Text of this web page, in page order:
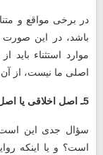
در برخی مواقع و
باشد، در این صورت
موارد استثناء
اصلی ما نیست، از
5ـ اصل اخلاقی یا اصل تربیتی
سؤال جدی این است
است؟ و یا اینکه